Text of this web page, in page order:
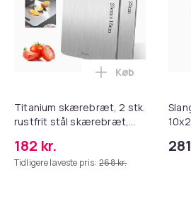
- Mave- og coretræning,
Knuser med Sikkerhedssele
Titanium skærebræt, 2 stk.
rustfrit stål skærebræt,
skærebræt
182 kr.
Tidligere laveste pris: 268 kr.
Læg Titanium
Køb
/ R3